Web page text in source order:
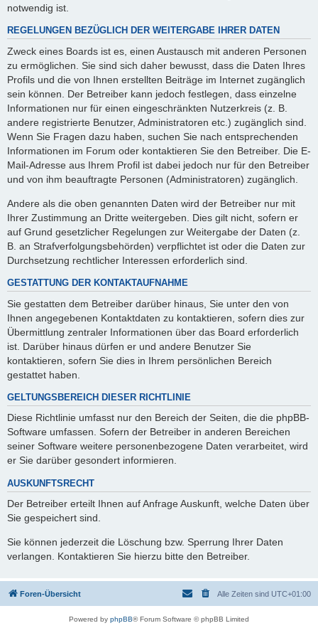
notwendig ist.
REGELUNGEN BEZÜGLICH DER WEITERGABE IHRER DATEN
Zweck eines Boards ist es, einen Austausch mit anderen Personen
zu ermöglichen. Sie sind sich daher bewusst, dass die Daten Ihres
Profils und die von Ihnen erstellten Beiträge im Internet zugänglich
sein können. Der Betreiber kann jedoch festlegen, dass einzelne
Informationen nur für einen eingeschränkten Nutzerkreis (z. B.
andere registrierte Benutzer, Administratoren etc.) zugänglich sind.
Wenn Sie Fragen dazu haben, suchen Sie nach entsprechenden
Informationen im Forum oder kontaktieren Sie den Betreiber. Die E-
Mail-Adresse aus Ihrem Profil ist dabei jedoch nur für den Betreiber
und von ihm beauftragte Personen (Administratoren) zugänglich.
Andere als die oben genannten Daten wird der Betreiber nur mit
Ihrer Zustimmung an Dritte weitergeben. Dies gilt nicht, sofern er
auf Grund gesetzlicher Regelungen zur Weitergabe der Daten (z.
B. an Strafverfolgungsbehörden) verpflichtet ist oder die Daten zur
Durchsetzung rechtlicher Interessen erforderlich sind.
GESTATTUNG DER KONTAKTAUFNAHME
Sie gestatten dem Betreiber darüber hinaus, Sie unter den von
Ihnen angegebenen Kontaktdaten zu kontaktieren, sofern dies zur
Übermittlung zentraler Informationen über das Board erforderlich
ist. Darüber hinaus dürfen er und andere Benutzer Sie
kontaktieren, sofern Sie dies in Ihrem persönlichen Bereich
gestattet haben.
GELTUNGSBEREICH DIESER RICHTLINIE
Diese Richtlinie umfasst nur den Bereich der Seiten, die die phpBB-
Software umfassen. Sofern der Betreiber in anderen Bereichen
seiner Software weitere personenbezogene Daten verarbeitet, wird
er Sie darüber gesondert informieren.
AUSKUNFTSRECHT
Der Betreiber erteilt Ihnen auf Anfrage Auskunft, welche Daten über
Sie gespeichert sind.
Sie können jederzeit die Löschung bzw. Sperrung Ihrer Daten
verlangen. Kontaktieren Sie hierzu bitte den Betreiber.
Foren-Übersicht Alle Zeiten sind UTC+01:00
Powered by phpBB® Forum Software © phpBB Limited